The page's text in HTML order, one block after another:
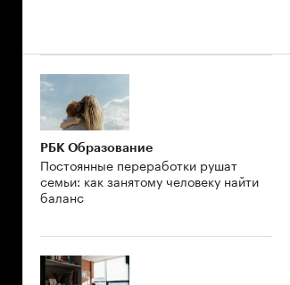
РБК Образование
Постоянные переработки рушат
семьи: как занятому человеку найти
баланс